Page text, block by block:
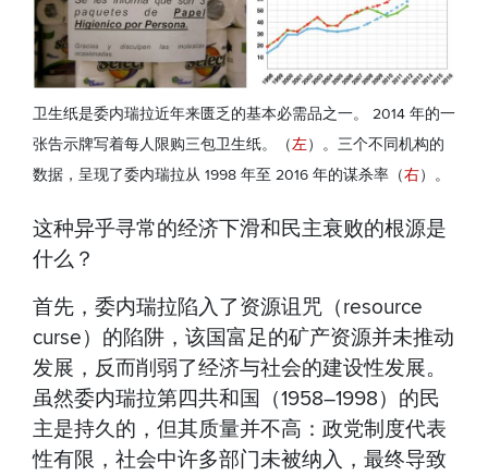
卫生纸是委内瑞拉近年来匮乏的基本必需品之一。 2014 年的一
张告示牌写着每人限购三包卫生纸。（左）。三个不同机构的
数据，呈现了委内瑞拉从 1998 年至 2016 年的谋杀率（右）。
这种异乎寻常的经济下滑和民主衰败的根源是
什么？
首先，委内瑞拉陷入了资源诅咒（resource
curse）的陷阱，该国富足的矿产资源并未推动
发展，反而削弱了经济与社会的建设性发展。
虽然委内瑞拉第四共和国（1958–1998）的民
主是持久的，但其质量并不高：政党制度代表
性有限，社会中许多部门未被纳入，最终导致